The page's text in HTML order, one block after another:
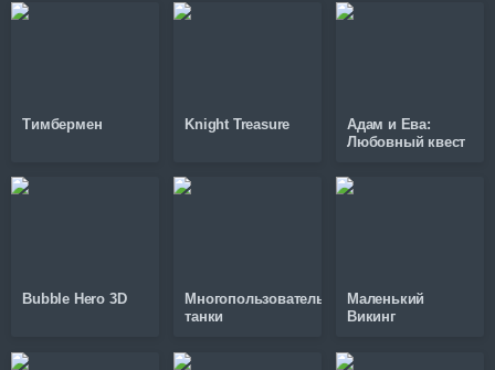
Тимбермен Knight Treasure
Адам и Ева:
Любовный квест
Bubble Hero 3D
Многопользовательские
танки
Маленький
Викинг